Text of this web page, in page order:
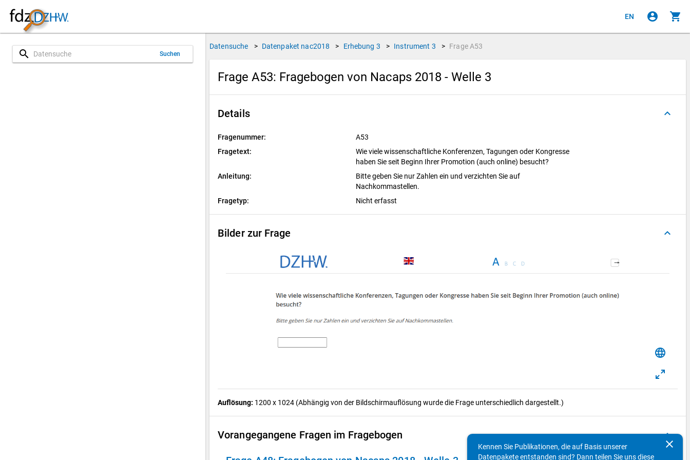
EN account_circle shopping_cart
search Suchen
Datensuche > Datenpaket nac2018 > Erhebung 3 > Instrument 3 > Frage A53
Frage A53: Fragebogen von Nacaps 2018 - Welle 3
Details keyboard_arrow_up
Fragenummer:
A53
Fragetext:
Wie viele wissenschaftliche Konferenzen, Tagungen oder Kongresse
haben Sie seit Beginn Ihrer Promotion (auch online) besucht?
Anleitung:
Bitte geben Sie nur Zahlen ein und verzichten Sie auf
Nachkommastellen.
Fragetyp:
Nicht erfasst
Bilder zur Frage keyboard_arrow_up
language
Auflösung: 1200 x 1024 (Abhängig von der Bildschirmauflösung wurde die Frage unterschiedlich dargestellt.)
Vorangegangene Fragen im Fragebogen keyboard_arrow_up
clear
Kennen Sie Publikationen, die auf Basis unserer
Datenpakete entstanden sind? Dann teilen Sie uns diese